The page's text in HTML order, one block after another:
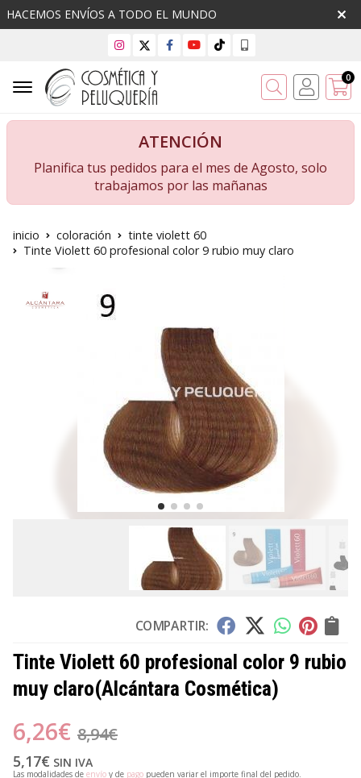
HACEMOS ENVÍOS A TODO EL MUNDO
Buscar 0
ATENCIÓN
Planifica tus pedidos para el mes de Agosto, solo
trabajamos por las mañanas
inicio coloración
tinte violett 60
Tinte Violett 60 profesional color 9 rubio muy claro
COMPARTIR:
Tinte Violett 60 profesional color 9 rubio
muy claro(Alcántara Cosmética)
6,26€ 8,94€
5,17€ SIN IVA
Las modalidades de envío y de pago pueden variar el importe final del pedido.